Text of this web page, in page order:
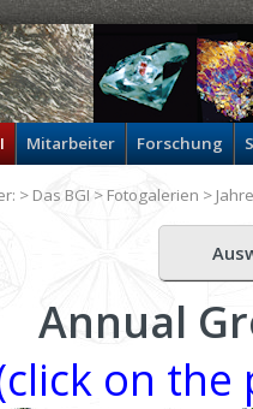
Mitarbeiter Forschung
Annual
on the
> Das BGI > Fotogalerien >